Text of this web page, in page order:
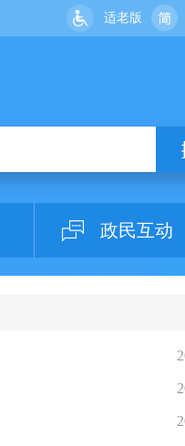
适老版
政民互动